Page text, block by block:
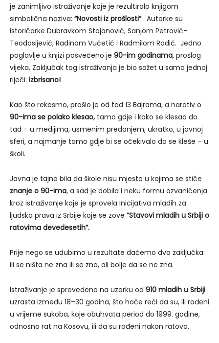
je zanimljivo istraživanje koje je rezultiralo knjigom
simbolična naziva: “Novosti iz prošlosti”. Autorke su
istoričarke Dubravkom Stojanović, Sanjom Petrović-
Teodosijević, Radinom Vučetić i Radmilom Radić. Jedno
poglavlje u knjizi posvećeno je 90-im godinama, prošlog
vijeka. Zaključak tog istraživanja je bio sažet u samo jednoj
riječi: izbrisano!
Kao što rekosmo, prošlo je od tad 13 Bajrama, a narativ o
90-ima se polako klesao, tamo gdje i kako se klesao do
tad – u medijima, usmenim predanjem, ukratko, u javnoj
sferi, a najmanje tamo gdje bi se očekivalo da se kleše – u
školi.
Javna je tajna bila da škole nisu mjesto u kojima se stiče
znanje o 90-ima, a sad je dobila i neku formu ozvaničenja
kroz istraživanje koje je sprovela Inicijativa mladih za
ljudska prava iz Srbije koje se zove “Stavovi mladih u Srbiji o
ratovima devedesetih”.
Prije nego se udubimo u rezultate daćemo dva zaključka:
ili se ništa ne zna ili se zna, ali bolje da se ne zna.
Istraživanje je sprovedeno na uzorku od 910 mladih u Srbiji
uzrasta između 18–30 godina, što hoće reći da su, ili rođeni
u vrijeme sukoba, koje obuhvata period do 1999. godine,
odnosno rat na Kosovu, ili da su rođeni nakon ratova.